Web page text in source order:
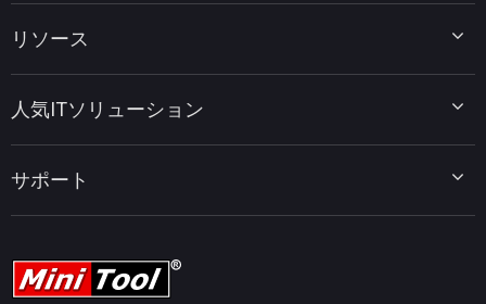
MiniTool Power Data Recovery
MiniTool PDF Editor
MiniTool MovieMaker
MiniTool uTube Downloader
リソース
データ復元ヒント
PDF編集ヒント
動画編集ヒント
ビデオ変換ヒント
画面録画ヒント
人気ITソリューション
MiniTool ニュースセンター
サポート
ヘルプ